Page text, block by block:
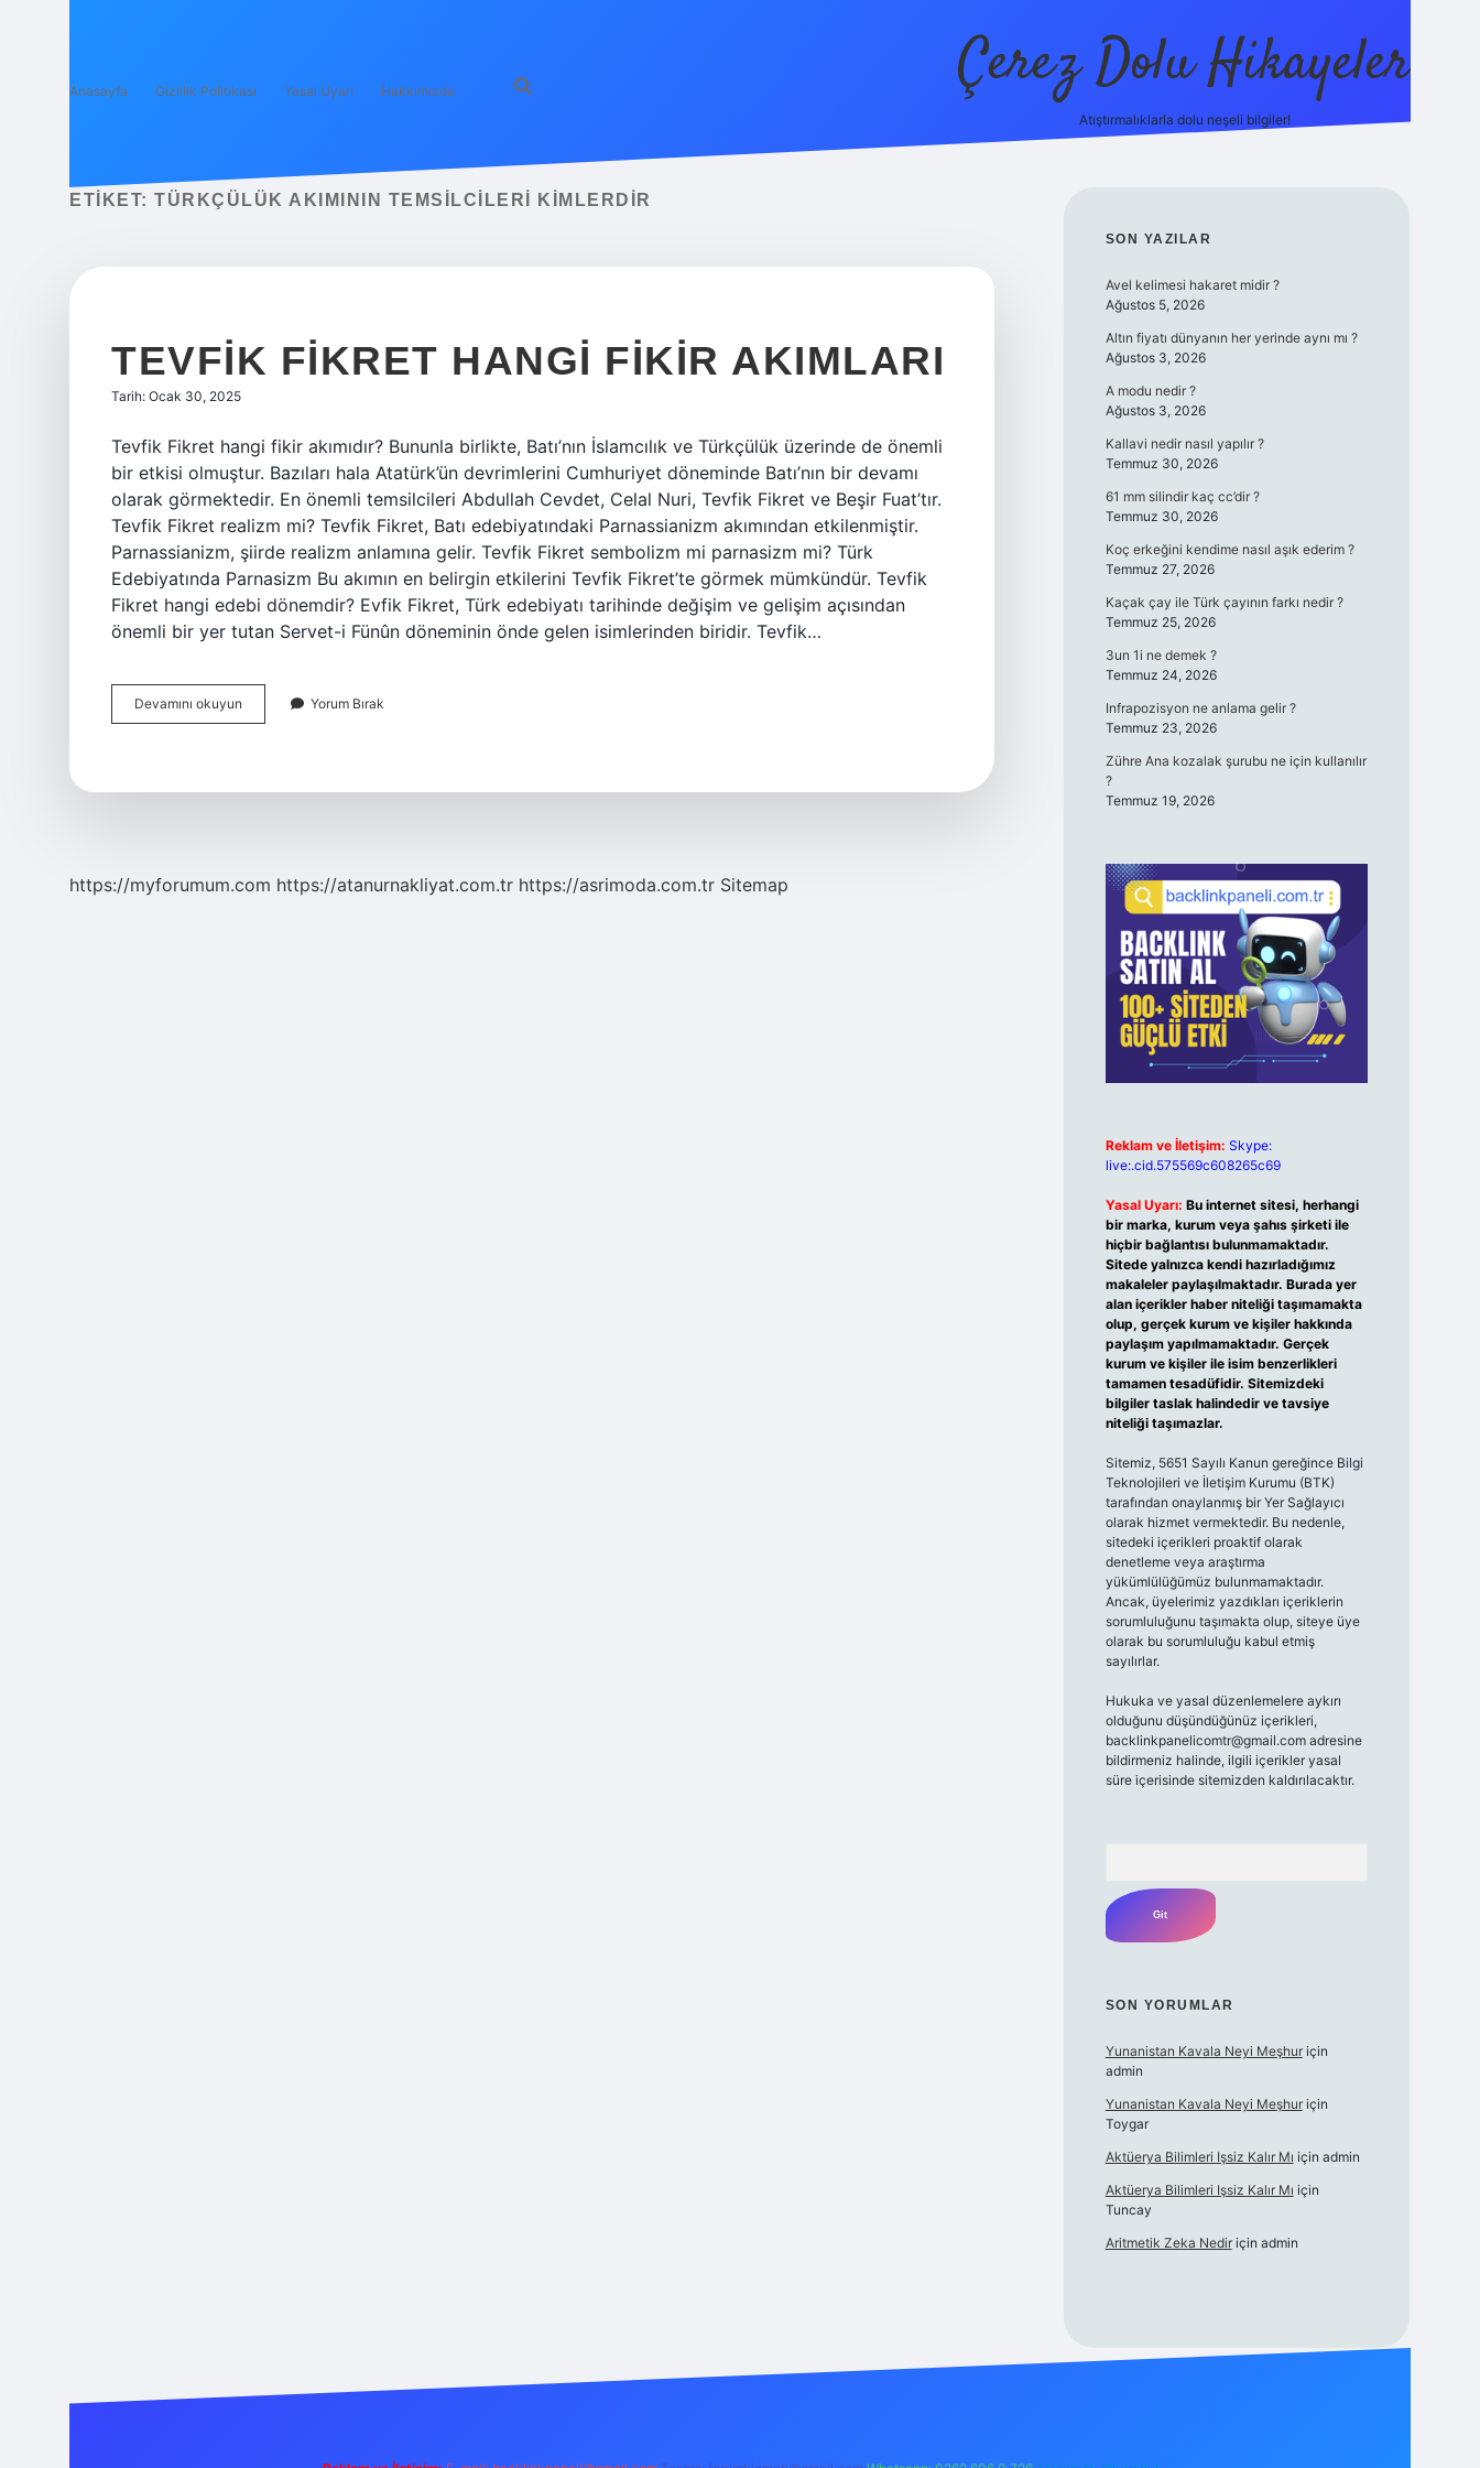
Anasayfa Gizlilik Politikası Yasal Uyarı Hakkımızda Çerez Dolu Hikayeler
Atıştırmalıklarla dolu neşeli bilgiler!
ETIKET: TÜRKÇÜLÜK AKIMININ TEMSILCILERI KIMLERDIR
TEVFIK FIKRET HANGI FIKIR AKIMLARI
Tarih: Ocak 30, 2025
Tevfik Fikret hangi fikir akımıdır? Bununla birlikte, Batı’nın İslamcılık ve Türkçülük üzerinde de önemli
bir etkisi olmuştur. Bazıları hala Atatürk’ün devrimlerini Cumhuriyet döneminde Batı’nın bir devamı
olarak görmektedir. En önemli temsilcileri Abdullah Cevdet, Celal Nuri, Tevfik Fikret ve Beşir Fuat’tır.
Tevfik Fikret realizm mi? Tevfik Fikret, Batı edebiyatındaki Parnassianizm akımından etkilenmiştir.
Parnassianizm, şiirde realizm anlamına gelir. Tevfik Fikret sembolizm mi parnasizm mi? Türk
Edebiyatında Parnasizm Bu akımın en belirgin etkilerini Tevfik Fikret’te görmek mümkündür. Tevfik
Fikret hangi edebi dönemdir? Evfik Fikret, Türk edebiyatı tarihinde değişim ve gelişim açısından
önemli bir yer tutan Servet-i Fünûn döneminin önde gelen isimlerinden biridir. Tevfik…
Devamını okuyun
Fikret
Yorum Bırak
https://myforumum.com https://atanurnakliyat.com.tr https://asrimoda.com.tr Sitemap
SIDEBAR
SON YAZILAR
Avel kelimesi hakaret midir ?
Ağustos 5, 2026
Altın fiyatı dünyanın her yerinde aynı mı ?
Ağustos 3, 2026
A modu nedir ?
Ağustos 3, 2026
Kallavi nedir nasıl yapılır ?
Temmuz 30, 2026
61 mm silindir kaç cc’dir ?
Temmuz 30, 2026
Koç erkeğini kendime nasıl aşık ederim ?
Temmuz 27, 2026
Kaçak çay ile Türk çayının farkı nedir ?
Temmuz 25, 2026
3un 1i ne demek ?
Temmuz 24, 2026
Infrapozisyon ne anlama gelir ?
Temmuz 23, 2026
Zühre Ana kozalak şurubu ne için kullanılır
?
Temmuz 19, 2026
Reklam ve İletişim: Skype:
live:.cid.575569c608265c69
Yasal Uyarı: Bu internet sitesi, herhangi
bir marka, kurum veya şahıs şirketi ile
hiçbir bağlantısı bulunmamaktadır.
Sitede yalnızca kendi hazırladığımız
makaleler paylaşılmaktadır. Burada yer
alan içerikler haber niteliği taşımamakta
olup, gerçek kurum ve kişiler hakkında
paylaşım yapılmamaktadır. Gerçek
kurum ve kişiler ile isim benzerlikleri
tamamen tesadüfidir. Sitemizdeki
bilgiler taslak halindedir ve tavsiye
niteliği taşımazlar.
Sitemiz, 5651 Sayılı Kanun gereğince Bilgi
Teknolojileri ve İletişim Kurumu (BTK)
tarafından onaylanmış bir Yer Sağlayıcı
olarak hizmet vermektedir. Bu nedenle,
sitedeki içerikleri proaktif olarak
denetleme veya araştırma
yükümlülüğümüz bulunmamaktadır.
Ancak, üyelerimiz yazdıkları içeriklerin
sorumluluğunu taşımakta olup, siteye üye
olarak bu sorumluluğu kabul etmiş
sayılırlar.
Hukuka ve yasal düzenlemelere aykırı
olduğunu düşündüğünüz içerikleri,
backlinkpanelicomtr@gmail.comadresine
bildirmeniz halinde, ilgili içerikler yasal
süre içerisinde sitemizden kaldırılacaktır.
SON YORUMLAR
Yunanistan Kavala Neyi Meşhuriçin
admin
Yunanistan Kavala Neyi Meşhuriçin
Toygar
Aktüerya Bilimleri Işsiz Kalır Mı için admin
Aktüerya Bilimleri Işsiz Kalır Mı için
Tuncay
Aritmetik Zeka Nediriçin admin